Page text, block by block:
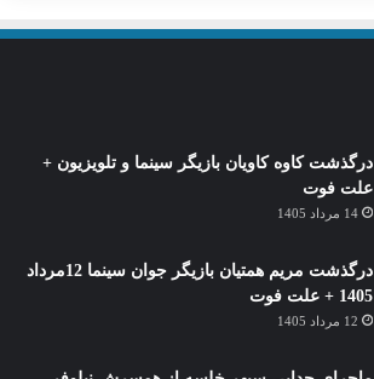
درگذشت کاوه کاویان بازیگر سینما و تلویزیون +
علت فوت
14 مرداد 1405
درگذشت مریم همتیان بازیگر جوان سینما 12مرداد
1405 + علت فوت
12 مرداد 1405